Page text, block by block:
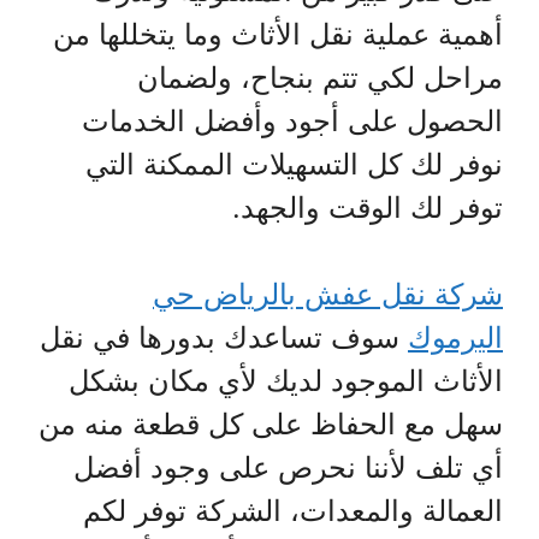
أهمية عملية نقل الأثاث وما يتخللها من
مراحل لكي تتم بنجاح، ولضمان
الحصول على أجود وأفضل الخدمات
نوفر لك كل التسهيلات الممكنة التي
توفر لك الوقت والجهد.
شركة نقل عفش بالرياض حي
اليرموك سوف تساعدك بدورها في نقل
الأثاث الموجود لديك لأي مكان بشكل
سهل مع الحفاظ على كل قطعة منه من
أي تلف لأننا نحرص على وجود أفضل
العمالة والمعدات، الشركة توفر لكم